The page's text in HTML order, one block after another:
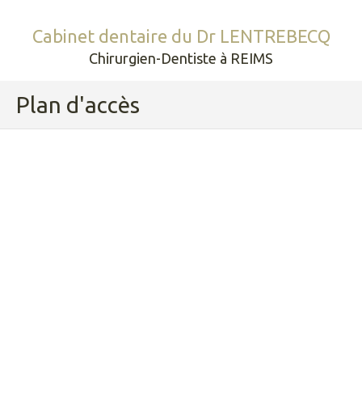
Cabinet dentaire du Dr LENTREBECQ
Chirurgien-Dentiste à REIMS
Plan d'accès